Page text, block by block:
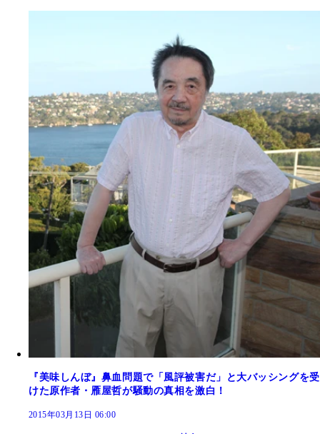
『美味しんぼ』鼻血問題で「風評被害だ」と大バッシングを受
けた原作者・雁屋哲が騒動の真相を激白！
2015年03月13日 06:00